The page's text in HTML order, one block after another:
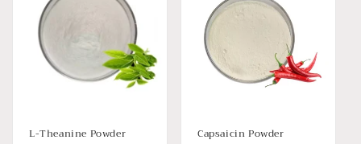
L-Theanine Powder Capsaicin Powder